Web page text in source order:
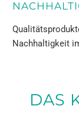
Nachhaltigkeit
DAS